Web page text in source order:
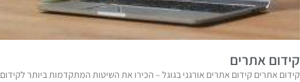
קידום אתרים
קידום אתרים קידום אתרים אורגני בגוגל – הכירו את השיטות המתקדמות ביותר לקידום